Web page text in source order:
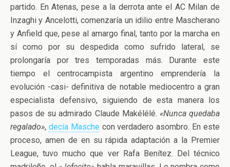
partido. En Atenas, pese a la derrota ante el AC Milan de
Inzaghi y Ancelotti, comenzaría un idilio entre Mascherano
y Anfield que, pese al amargo final, tanto por la marcha en
sí como por su despedida como sufrido lateral, se
prolongaría por tres temporadas más. Durante este
tiempo el centrocampista argentino emprendería la
evolución -casi- definitiva de notable mediocentro a gran
especialista defensivo, siguiendo de esta manera los
pasos de su admirado Claude Makélélé. «Nunca quedaba
regalado», decía Masche con verdadero asombro. En este
proceso, amen de en su rápida adaptación a la Premier
League, tuvo mucho que ver Rafa Benítez. Del técnico